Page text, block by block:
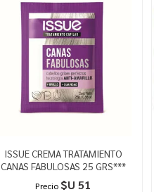
ISSUE CREMA TRATAMIENTO
CANAS FABULOSAS 25 GRS***
Precio $U 51